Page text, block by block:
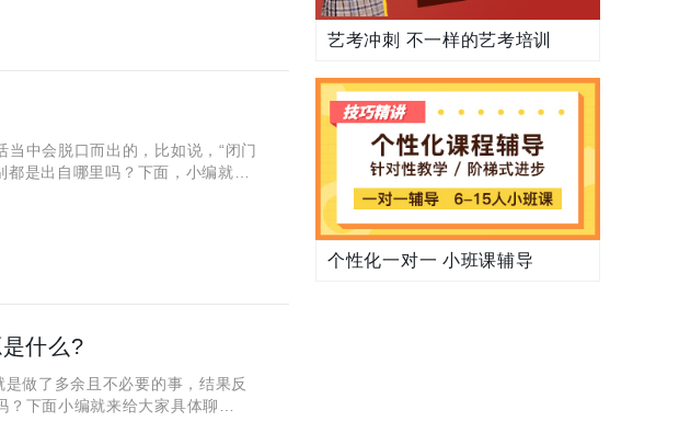
中会脱口而出的，比如说，“闭门
都是出自哪里吗？下面，小编就给
宋代
什么?
做了多余且不必要的事，结果反
？下面小编就来给大家具体聊
艺考冲刺 不一样的艺考培训
个性化一对一 小班课辅导